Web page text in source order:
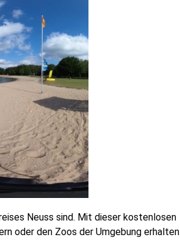
Neuss sind. Mit dieser kostenlosen
oder den Zoos der Umgebung erhalten